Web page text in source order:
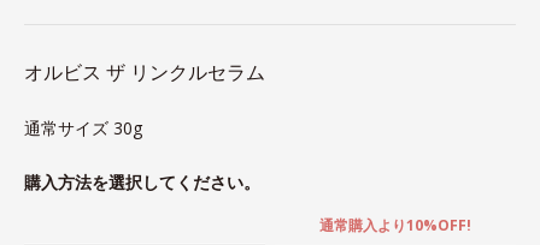
オルビス ザ リンクルセラム
通常サイズ 30g
購入方法を選択してください。
通常購入より10%OFF!